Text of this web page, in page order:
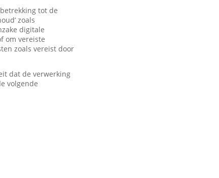
tot de
zoals
digitale
om vereiste
zoals vereist door
dat de verwerking
volgende